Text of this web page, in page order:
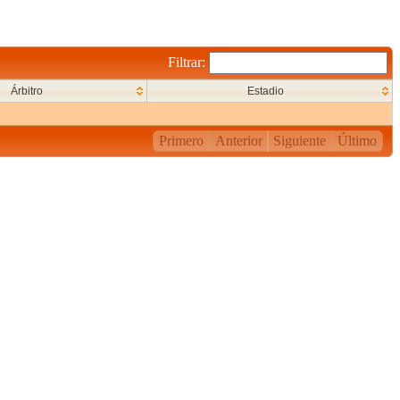
Filtrar:
Árbitro Estadio
Primero Anterior Siguiente Último